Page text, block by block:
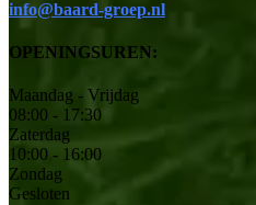
info@baard-groep.nl
OPENINGSUREN:
Maandag - Vrijdag
08:00 - 17:30
Zaterdag
10:00 - 16:00
Zondag
Gesloten